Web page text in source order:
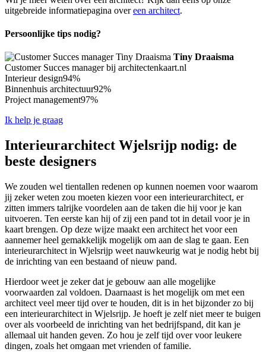
uitgebreide informatiepagina overeen architect.
Persoonlijke tips nodig?
Tiny Draaisma
Customer Succes manager bij architectenkaart.nl
Interieur design94%
Binnenhuis architectuur92%
Project management97%
Ik help je graag
Interieurarchitect Wjelsrijp nodig: de
beste designers
We zouden wel tientallen redenen op kunnen noemen voor waarom
jij zeker weten zou moeten kiezen voor een interieurarchitect, er
zitten immers talrijke voordelen aan de taken die hij voor je kan
uitvoeren. Ten eerste kan hij of zij een pand tot in detail voor je in
kaart brengen. Op deze wijze maakt een architect het voor een
aannemer heel gemakkelijk mogelijk om aan de slag te gaan. Een
interieurarchitect in Wjelsrijp weet nauwkeurig wat je nodig hebt bij
de inrichting van een bestaand of nieuw pand.
Hierdoor weet je zeker dat je gebouw aan alle mogelijke
voorwaarden zal voldoen. Daarnaast is het mogelijk om met een
architect veel meer tijd over te houden, dit is in het bijzonder zo bij
een interieurarchitect in Wjelsrijp. Je hoeft je zelf niet meer te buigen
over als voorbeeld de inrichting van het bedrijfspand, dit kan je
allemaal uit handen geven. Zo hou je zelf tijd over voor leukere
dingen, zoals het omgaan met vrienden of familie.